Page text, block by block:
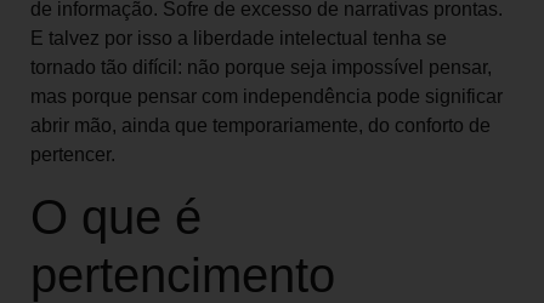
de informação. Sofre de excesso de narrativas prontas.
E talvez por isso a liberdade intelectual tenha se
tornado tão difícil: não porque seja impossível pensar,
mas porque pensar com independência pode significar
abrir mão, ainda que temporariamente, do conforto de
pertencer.
O que é
pertencimento